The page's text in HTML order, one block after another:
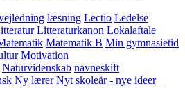
læsning Lectio Ledelse
Litteraturkanon Lokalaftale
Matematik B Min gymnasietid
Motivation
Naturvidenskab navneskift
Ny lærer Nyt skoleår - nye ideer